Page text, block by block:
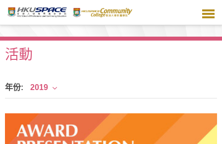
主
容活動
年份: 2019